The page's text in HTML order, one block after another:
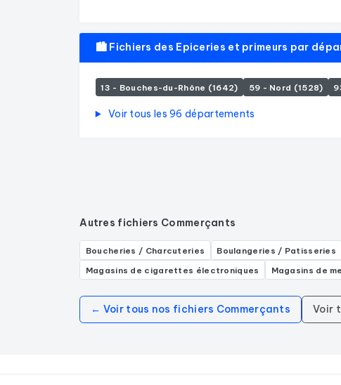
🏙️ Fichiers des Epiceries et primeurs par
13 - Bouches-du-Rhône (1642) 59 - Nord (1528)
Voir tous les 96 départements
Autres fichiers Commerçants
Boucheries / Charcuteries Boulangeries / Patisseries
Magasins de cigarettes électroniques
Magasins de
← Voir tous nos fichiers Commerçants Voir